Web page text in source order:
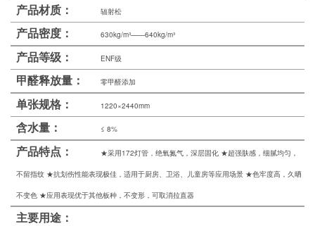
产品材质： 辐射松
产品密度： 630kg/m³——640kg/m³
产品等级： ENF级
甲醛释放量： 零甲醛添加
单张规格： 1220×2440mm
含水量： ≤ 8%
产品特点： ★采用172灯管，绝氧氮气，深层固化 ★超强肤感，细腻均匀，
不留指纹 ★抗划伤性能表现极佳，适用于厨房、卫浴、儿童房等应用场景 ★色牢度高，久晒
不变色 ★应用表现优于其他板种，不变形，可取消拉直器
主要用途：